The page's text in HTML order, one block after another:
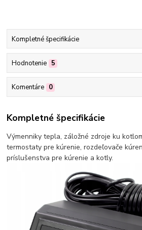
Kompletné špecifikácie
Hodnotenie 5
Komentáre 0
Kompletné špecifikácie
Výmenniky tepla, záložné zdroje ku
termostaty pre kúrenie, rozdeľovače
príslušenstva pre kúrenie a kotly.